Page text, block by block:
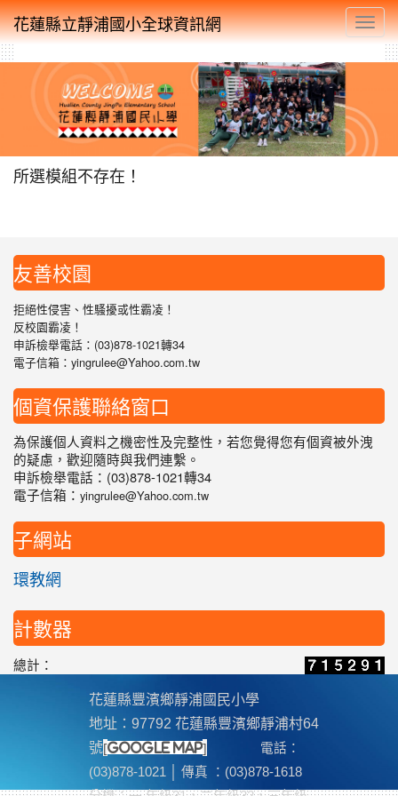
花蓮縣立靜浦國小全球資訊網
所選模組不存在！
友善校園
拒絕性侵害、性騷擾或性霸凌！
反校園霸凌！
申訴檢舉電話：(03)878-1021轉34
電子信箱：yingrulee@Yahoo.com.tw
個資保護聯絡窗口
為保護個人資料之機密性及完整性，若您覺得您有個資被外洩
的疑慮，歡迎隨時與我們連繫。
申訴檢舉電話：(03)878-1021轉34
電子信箱： yingrulee@Yahoo.com.tw
子網站
環教網
計數器
總計：
花蓮縣豐濱鄉靜浦國民小學
地址：97792 花蓮縣豐濱鄉靜浦村64
號[google map]
電話：
(03)878-1021 │ 傳真 ：(03)878-1618